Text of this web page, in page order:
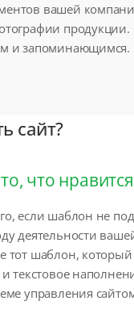
вашей
продукции.
и запоминающимся.
сайт?
что
если шаблон не
деятельности
тот шаблон,
текстовое
управления